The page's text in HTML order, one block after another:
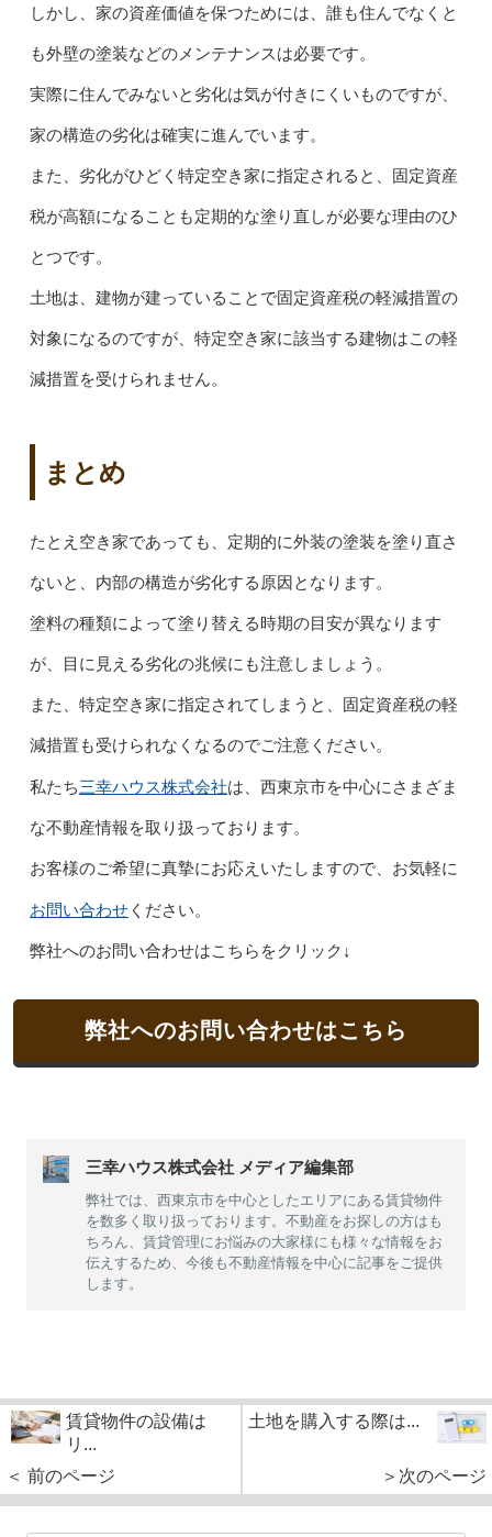
しかし、家の資産価値を保つためには、誰も住んでなくと
も外壁の塗装などのメンテナンスは必要です。
実際に住んでみないと劣化は気が付きにくいものですが、
家の構造の劣化は確実に進んでいます。
また、劣化がひどく特定空き家に指定されると、固定資産
税が高額になることも定期的な塗り直しが必要な理由のひ
とつです。
土地は、建物が建っていることで固定資産税の軽減措置の
対象になるのですが、特定空き家に該当する建物はこの軽
減措置を受けられません。
まとめ
たとえ空き家であっても、定期的に外装の塗装を塗り直さ
ないと、内部の構造が劣化する原因となります。
塗料の種類によって塗り替える時期の目安が異なります
が、目に見える劣化の兆候にも注意しましょう。
また、特定空き家に指定されてしまうと、固定資産税の軽
減措置も受けられなくなるのでご注意ください。
私たち三幸ハウス株式会社は、西東京市を中心にさまざま
な不動産情報を取り扱っております。
お客様のご希望に真摯にお応えいたしますので、お気軽に
お問い合わせください。
弊社へのお問い合わせはこちらをクリック↓
弊社へのお問い合わせはこちら
三幸ハウス株式会社 メディア編集部
弊社では、西東京市を中心としたエリアにある賃貸物件
を数多く取り扱っております。不動産をお探しの方はも
ちろん、賃貸管理にお悩みの大家様にも様々な情報をお
伝えするため、今後も不動産情報を中心に記事をご提供
します。
賃貸物件の設備は
リ...
＜ 前のページ
土地を購入する際は...
＞次のページ